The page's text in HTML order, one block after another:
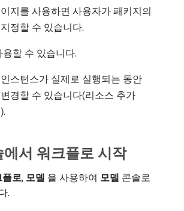
지를 사용하면 사용자가 패키지의
정할 수 있습니다.
용할 수 있습니다.
스턴스가 실제로 실행되는 동안
경할 수 있습니다(리소스 추가
에서 워크플로 시작
플로, 모델 ​을 사용하여 모델 콘솔로
.